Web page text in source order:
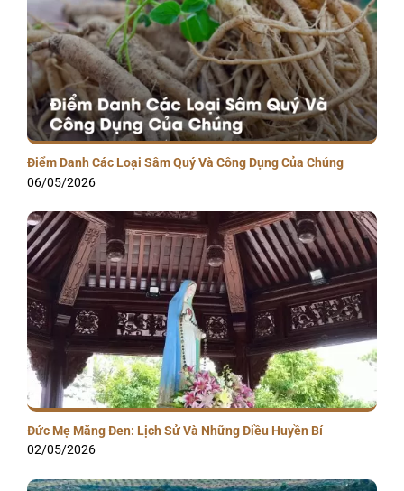
Điểm Danh Các Loại Sâm Quý Và Công Dụng Của Chúng
06/05/2026
Đức Mẹ Măng Đen: Lịch Sử Và Những Điều Huyền Bí
02/05/2026